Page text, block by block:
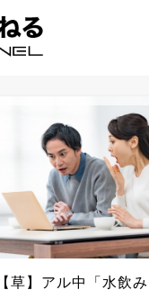
地方の中古一軒家を